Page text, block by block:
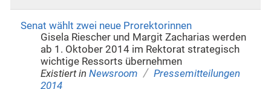
Senat wählt zwei neue Prorektorinnen
Gisela Riescher und Margit Zacharias werden
ab 1. Oktober 2014 im Rektorat strategisch
wichtige Ressorts übernehmen
Existiert in Newsroom / Pressemitteilungen
2014